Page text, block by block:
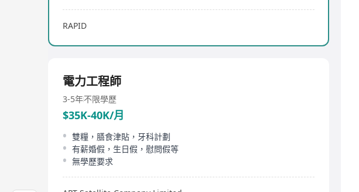
RAPID
電力工程師
3-5年不限學歷
$35K-40K/月
雙糧，膳食津貼，牙科計劃
有薪婚假，生日假，慰問假等
無學歷要求